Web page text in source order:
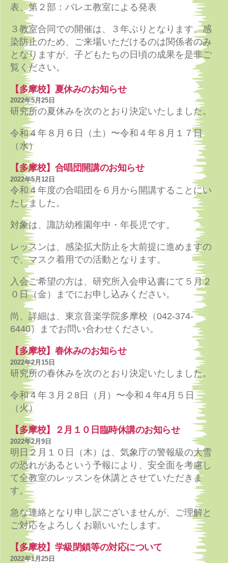
表、第２部：バレエ教室による発表
３教室合同での開催は、３年ぶりとなります。感
染防止のため、ご来場いただけるのは関係者のみ
となりますが、子どもたちの日頃の成果を是非ご
覧ください。
【多摩校】夏休みのお知らせ
2022年5月25日
研究所の夏休みを次のとおり決定いたしました。
令和４年８月６日（土）〜令和４年８月１７日
（水）
【多摩校】合唱団開講のお知らせ
2022年5月12日
令和４年度の合唱団を６月から開講することにい
たしました。
対象は、諏訪幼稚園年中・年長児です。
レッスンは、感染拡大防止を大前提に進めますの
で、マスク着用での活動となります。
入会ご希望の方は、研究所入会申込書にて５月２
０日（金）までにお申し込みください。
尚、詳細は、東京音楽学院多摩校（042-374-
6440）までお問い合わせください。
【多摩校】春休みのお知らせ
2022年2月15日
研究所の春休みを次のとおり決定いたしました。
令和４年３月２8日（月）〜令和４年4月５日
（火）
【多摩校】２月１０日臨時休講のお知らせ
2022年2月9日
明日２月１０日（木）は、気象庁の警報級の大雪
の恐れがあるという予報により、安全面を考慮し
て全教室のレッスンを休講とさせていただきま
す。
急な連絡となり申し訳ございませんが、ご理解と
ご対応をよろしくお願いいたします。
【多摩校】学級閉鎖等の対応について
2022年1月25日